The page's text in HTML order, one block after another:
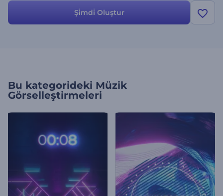
Şi̇mdi̇ Oluştur
Bu kategorideki Müzik
Görselleştirmeleri